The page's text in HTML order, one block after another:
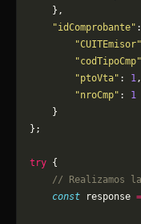
    },
    "idComprobante"
        "CUITEmisor"
        "codTipoCmp"
        "ptoVta"
: 1,
        "nroCmp"
: 1
    }
};
try {
// Realizamos
    const
response =